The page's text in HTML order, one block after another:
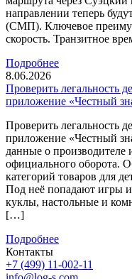
направлении теперь
(СМП). Ключевое
скорость. Транзитное
Подробнее
8.06.2026
Проверить легальность
приложение «Честный
Проверить легальность
приложение «Честный
данные о
официального оборота.
категорий товаров для
Под неё попадают игры
куклы, настольные и
[…]
Подробнее
Контакты
+7 (499) 11-002-11